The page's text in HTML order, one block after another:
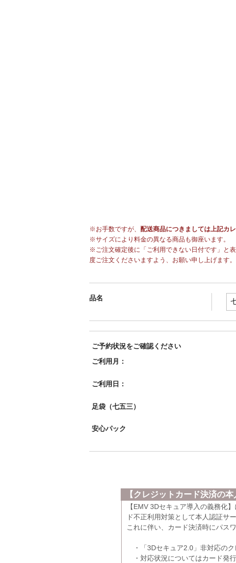
※お手数ですが、 配送商品につきましては上記カ
※サイズにより料金の異なる商品も御座います。
※ご注文確定後に「ご利用できない日付です」と
度ご注文くださいますよう、お願い申し上げます
品名
ご予約状況をご確認ください
ご利用月：
ご利用日：
足袋（七五三）
安心パック
【クレジットカード決済の
【EMV 3Dセキュア導入の義務化
ド不正利用対策として本人認証サ
これに伴い、カード決済時にパス
・「3Dセキュア2.0」非対応のク
・対応状況についてはカード発